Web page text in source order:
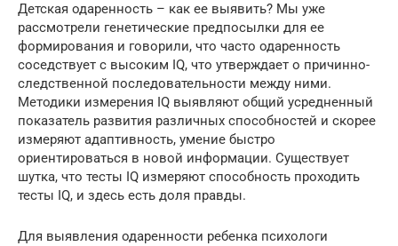
Детская одаренность – как ее выявить? Мы уже
рассмотрели генетические предпосылки для ее
формирования и говорили, что часто одаренность
соседствует с высоким IQ, что утверждает о причинно-
следственной последовательности между ними.
Методики измерения IQ выявляют общий усредненный
показатель развития различных способностей и скорее
измеряют адаптивность, умение быстро
ориентироваться в новой информации. Существует
шутка, что тесты IQ измеряют способность проходить
тесты IQ, и здесь есть доля правды.
Для выявления одаренности ребенка психологи